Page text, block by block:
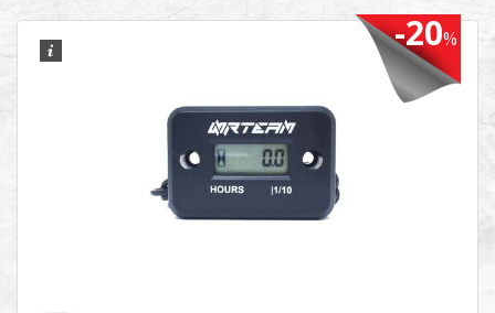
-20%